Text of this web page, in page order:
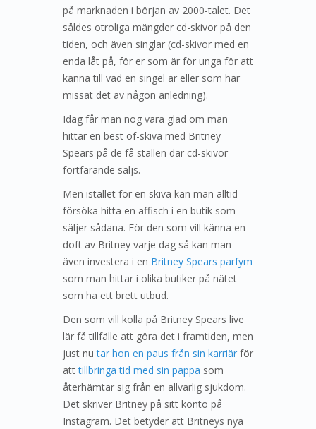
på marknaden i början av 2000-talet. Det
såldes otroliga mängder cd-skivor på den
tiden, och även singlar (cd-skivor med en
enda låt på, för er som är för unga för att
känna till vad en singel är eller som har
missat det av någon anledning).
Idag får man nog vara glad om man
hittar en best of-skiva med Britney
Spears på de få ställen där cd-skivor
fortfarande säljs.
Men istället för en skiva kan man alltid
försöka hitta en affisch i en butik som
säljer sådana. För den som vill känna en
doft av Britney varje dag så kan man
även investera i en Britney Spears parfym
som man hittar i olika butiker på nätet
som ha ett brett utbud.
Den som vill kolla på Britney Spears live
lär få tillfälle att göra det i framtiden, men
just nutar hon en paus från sin karriär för
atttillbringa tid med sin pappa som
återhämtar sig från en allvarlig sjukdom.
Det skriver Britney på sitt konto på
Instagram. Det betyder att Britneys nya